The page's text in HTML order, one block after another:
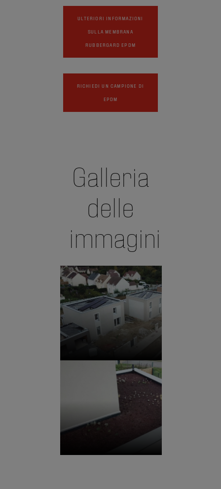
ULTERIORI INFORMAZIONI
SULLA MEMBRANA
RUBBERGARD EPDM
RICHIEDI UN CAMPIONE DI
EPDM
Galleria
delle
immagini